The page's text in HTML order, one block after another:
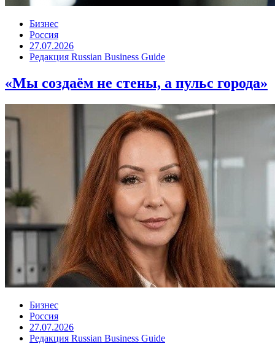
Бизнес
Россия
27.07.2026
Редакция Russian Business Guide
«Мы создаём не стены, а пульс города»
Бизнес
Россия
27.07.2026
Редакция Russian Business Guide